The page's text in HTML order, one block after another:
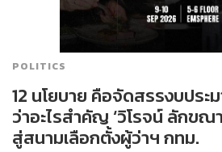
POLITICS
12 นโยบาย คือจัดสรรงบประ
ว่าอะไรสำคัญ ‘วิโรจน์ ลักขณ
สู่สนามเลือกตั้งผู้ว่าฯ กทม.